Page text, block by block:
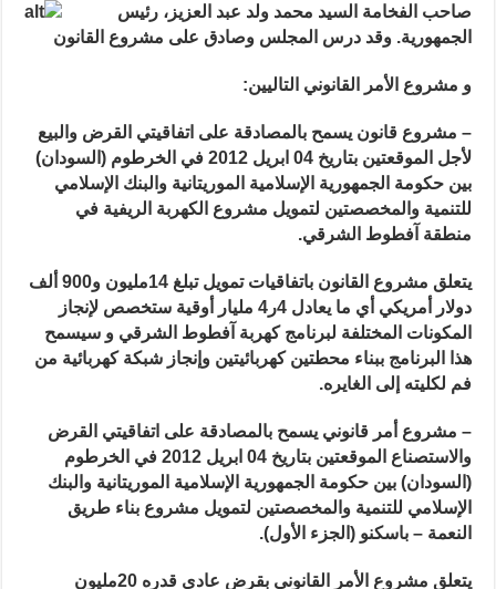
عن
اجتماع
مجلس
مغلقة
صاحب الفخامة السيد محمد ولد عبد العزيز، رئيس
الجمهورية. وقد درس المجلس وصادق على مشروع القانون
و مشروع الأمر القانوني التاليين:
– مشروع قانون يسمح بالمصادقة على اتفاقيتي القرض والبيع
لأجل الموقعتين بتاريخ 04 ابريل 2012 في الخرطوم (السودان)
بين حكومة الجمهورية الإسلامية الموريتانية والبنك الإسلامي
للتنمية والمخصصتين لتمويل مشروع الكهربة الريفية في
منطقة آفطوط الشرقي.
يتعلق مشروع القانون باتفاقيات تمويل تبلغ 14مليون و900 ألف
دولار أمريكي أي ما يعادل 4ر4 مليار أوقية ستخصص لإنجاز
المكونات المختلفة لبرنامج كهربة آفطوط الشرقي و سيسمح
هذا البرنامج ببناء محطتين كهربائيتين وإنجاز شبكة كهربائية من
فم لكليته إلى الغايره.
– مشروع أمر قانوني يسمح بالمصادقة على اتفاقيتي القرض
والاستصناع الموقعتين بتاريخ 04 ابريل 2012 في الخرطوم
(السودان) بين حكومة الجمهورية الإسلامية الموريتانية والبنك
الإسلامي للتنمية والمخصصتين لتمويل مشروع بناء طريق
النعمة – باسكنو (الجزء الأول).
يتعلق مشروع الأمر القانوني بقرض عادي قدره 20مليون